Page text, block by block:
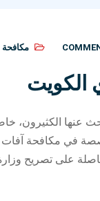
الكويت
عنها الكثيرون،
في مكافحة آفات
على تصريح